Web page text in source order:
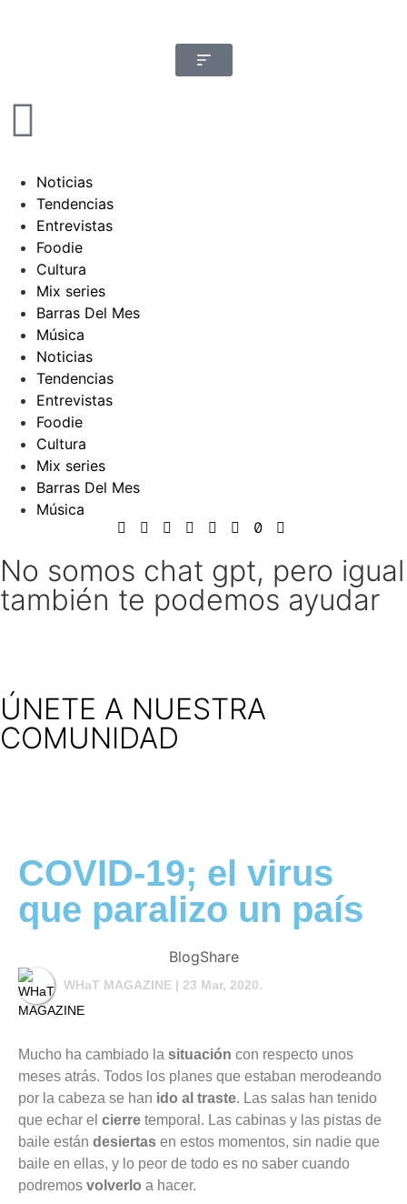
Noticias
Tendencias
Entrevistas
Foodie
Cultura
Mix series
Barras Del Mes
Música
Noticias
Tendencias
Entrevistas
Foodie
Cultura
Mix series
Barras Del Mes
Música
No somos chat gpt, pero igual
también te podemos ayudar
ÚNETE A NUESTRA
COMUNIDAD
COVID-19; el virus
que paralizo un país
BlogShare
WHaT MAGAZINE | 23 Mar, 2020.
Mucho ha cambiado la situación con respecto unos
meses atrás. Todos los planes que estaban merodeando
por la cabeza se han ido al traste. Las salas han tenido
que echar el cierre temporal. Las cabinas y las pistas de
baile están desiertas en estos momentos, sin nadie que
baile en ellas, y lo peor de todo es no saber cuando
podremos volverlo a hacer.